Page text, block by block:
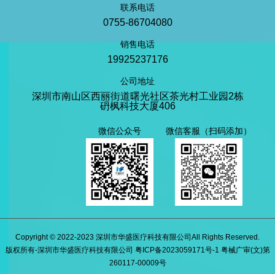
联系电话
0755-86704080
销售电话
19925237176
公司地址
深圳市南山区西丽街道曙光社区茶光村工业园2栋
砃枫科技大厦406
微信公众号 微信客服（扫码添加）
Copyright © 2022-2023 深圳市华盛医疗科技有限公司All Rights Reserved.
版权所有-深圳市华盛医疗科技有限公司 粤ICP备2023059171号-1 粤械广审(文)第
260117-00009号